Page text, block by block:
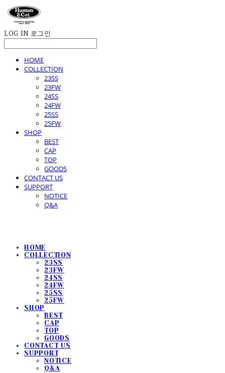
LOG IN 로그인
HOME
COLLECTION
23SS
23FW
24SS
24FW
25SS
25FW
SHOP
BEST
CAP
TOP
GOODS
CONTACT US
SUPPORT
NOTICE
Q&A
HOME
COLLECTION
23SS
23FW
24SS
24FW
25SS
25FW
SHOP
BEST
CAP
TOP
GOODS
CONTACT US
SUPPORT
NOTICE
Q&A